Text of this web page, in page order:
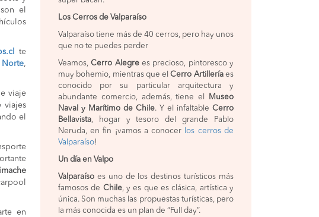
el
te
Norte,
viaje
viajes
el
en
Los Cerros de Valparaíso
Valparaíso tiene más de 40 cerros, pero hay unos
que no te puedes perder
Veamos,Cerro Alegrees precioso, pintoresco y
muy bohemio, mientras que elCerro Artilleríaes
conocido por su particular arquitectura y
abundante comercio, además, tiene el
Museo
Naval y Marítimo de Chile. Y el infaltable Cerro
Bellavista, hogar y tesoro del grande Pablo
Neruda, en fin ¡vamos a conocer
los cerros de
Valparaíso!
Un día en Valpo
Valparaíso es uno de los destinos turísticos más
famosos de Chile, y es que es clásica, artística y
única. Son muchas las propuestas turísticas, pero
la más conocida es un plan de “Full day”.